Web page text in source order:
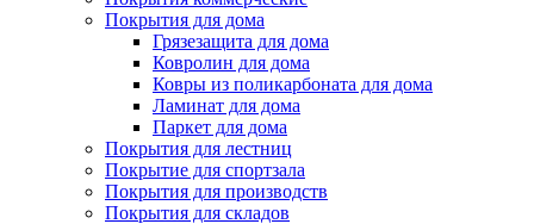
Покрытия для дома
Грязезащита для дома
Ковролин для дома
Ковры из поликарбоната для дома
Ламинат для дома
Паркет для дома
Покрытия для лестниц
Покрытие для спортзала
Покрытия для производств
Покрытия для складов